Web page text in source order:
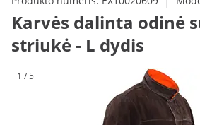
Karvės dalinta odinė
striukė - L dydis
1 / 5